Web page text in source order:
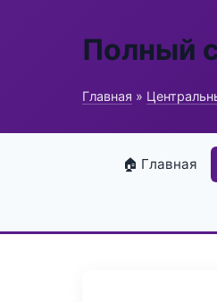
Полный
Главная »
🏠 Главная